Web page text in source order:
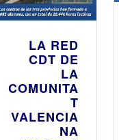
LA RED
CDT DE
LA
COMUNITA
T